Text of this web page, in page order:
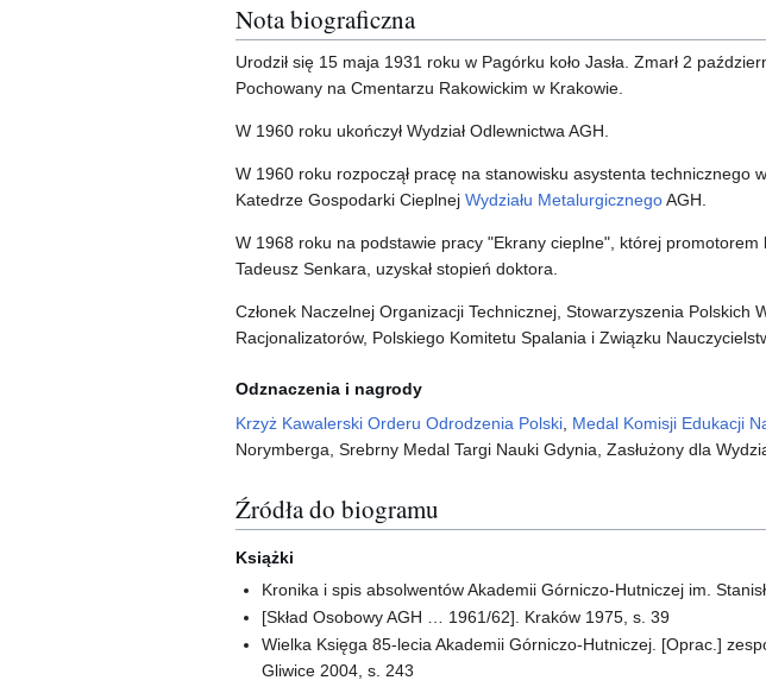
Nota biograficzna
Urodził się 15 maja 1931 roku w Pagórku koło Jasła. Zmarł 2
Pochowany na Cmentarzu Rakowickim w Krakowie.
W 1960 roku ukończył Wydział Odlewnictwa AGH.
W 1960 roku rozpoczął pracę na stanowisku asystenta technicznego
Katedrze Gospodarki Cieplnej Wydziału MetalurgicznegoAGH.
W 1968 roku na podstawie pracy "Ekrany cieplne", której promotorem
Tadeusz Senkara, uzyskał stopień doktora.
Członek Naczelnej Organizacji Technicznej, Stowarzyszenia Polskich
Racjonalizatorów, Polskiego Komitetu Spalania i Związku
Odznaczenia i nagrody
Krzyż Kawalerski Orderu Odrodzenia Polski Medal Komisji Edukacji
Norymberga, Srebrny Medal Targi Nauki Gdynia, Zasłużony dla
Źródła do biogramu
Książki
Kronika i spis absolwentów Akademii Górniczo-Hutniczej im.
[Skład Osobowy AGH … 1961/62]. Kraków 1975, s. 39
Wielka Księga 85-lecia Akademii Górniczo-Hutniczej. [Oprac.]
Gliwice 2004, s. 243